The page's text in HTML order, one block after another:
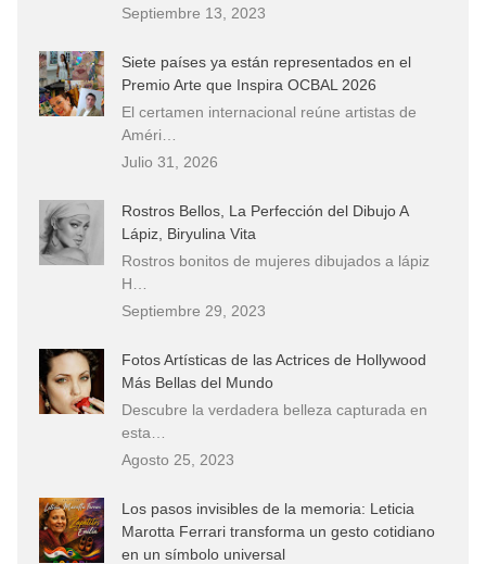
Septiembre 13, 2023
Siete países ya están representados en el
Premio Arte que Inspira OCBAL 2026
El certamen internacional reúne artistas de
Améri…
Julio 31, 2026
Rostros Bellos, La Perfección del Dibujo A
Lápiz, Biryulina Vita
Rostros bonitos de mujeres dibujados a lápiz
H…
Septiembre 29, 2023
Fotos Artísticas de las Actrices de Hollywood
Más Bellas del Mundo
Descubre la verdadera belleza capturada en
esta…
Agosto 25, 2023
Los pasos invisibles de la memoria: Leticia
Marotta Ferrari transforma un gesto cotidiano
en un símbolo universal